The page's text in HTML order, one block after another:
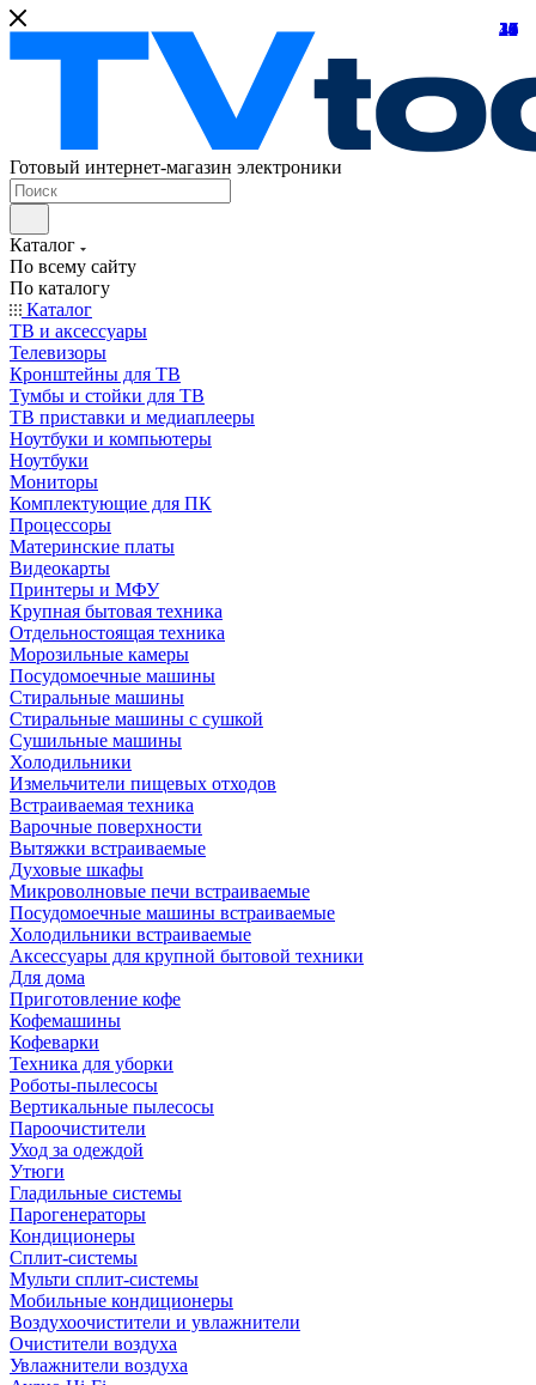
Готовый интернет-магазин электроники
Каталог
По всему сайту
По каталогу
Каталог
ТВ и аксессуары
Телевизоры
Кронштейны для ТВ
Тумбы и стойки для ТВ
ТВ приставки и медиаплееры
Ноутбуки и компьютеры
Ноутбуки
Мониторы
Комплектующие для ПК
Процессоры
Материнские платы
Видеокарты
Принтеры и МФУ
Крупная бытовая техника
Отдельностоящая техника
Морозильные камеры
Посудомоечные машины
Стиральные машины
Стиральные машины с сушкой
Сушильные машины
Холодильники
Измельчители пищевых отходов
Встраиваемая техника
Варочные поверхности
Вытяжки встраиваемые
Духовые шкафы
Микроволновые печи встраиваемые
Посудомоечные машины встраиваемые
Холодильники встраиваемые
Аксессуары для крупной бытовой техники
Для дома
Приготовление кофе
Кофемашины
Кофеварки
Техника для уборки
Роботы-пылесосы
Вертикальные пылесосы
Пароочистители
Уход за одеждой
Утюги
Гладильные системы
Парогенераторы
Кондиционеры
Сплит-системы
Мульти сплит-системы
Мобильные кондиционеры
Воздухоочистители и увлажнители
Очистители воздуха
Увлажнители воздуха
21
24
10
7
39
10
8
25
18
32
7
24
31
15
45
26
16
12
27